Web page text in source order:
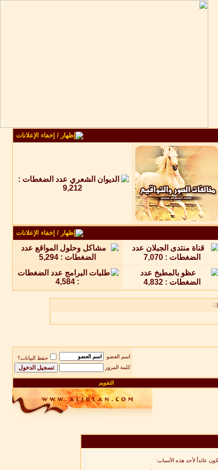
اسم العضو
حفظ البيانات؟
كلمة المرور
التقويم
عائداً لأحد هذه الأسباب: